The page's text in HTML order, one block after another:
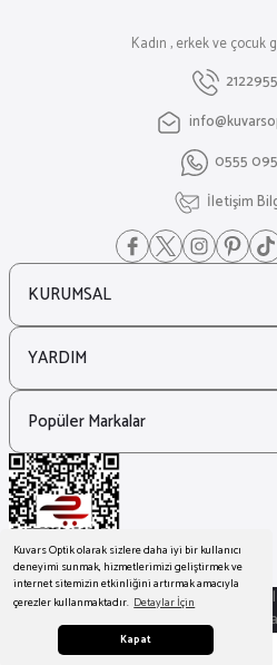
Kuvars Optik olarak sizlere daha iyi bir kullanıcı
deneyimi sunmak, hizmetlerimizi geliştirmek ve
internet sitemizin etkinliğini artırmak amacıyla
çerezler kullanmaktadır. Detaylar İçin
Kapat
Kadın , erkek ve çocuk
0555
İletişim
KURUMSAL
YARDIM
Popüler Markalar
© Tüm Hakları Saklıdır. Kredi kartı